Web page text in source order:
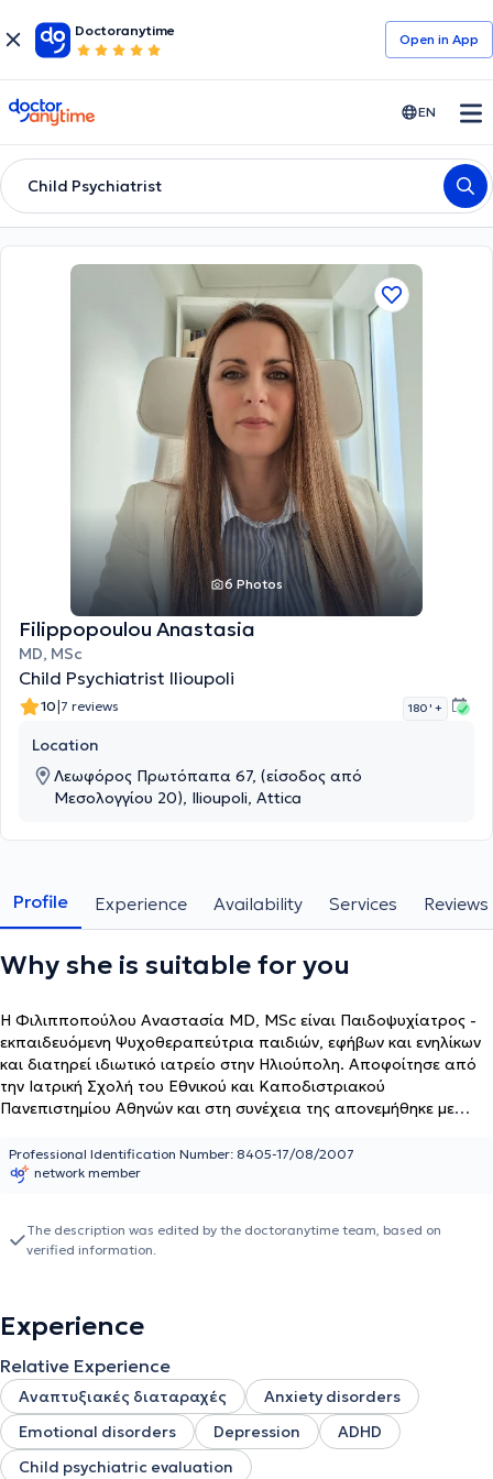
Doctoranytime
Open in Αpp
doctoranytime EN
Child Psychiatrist
6 Photos
Filippopoulou Anastasia
MD, MSc
Child Psychiatrist Ilioupoli
10|7 reviews 180 ' +
Location
Λεωφόρος Πρωτόπαπα 67, (είσοδος από
Μεσολογγίου 20), Ilioupoli, Attica
Profile Experience Availability Services Reviews
Why she is suitable for you
Η Φιλιπποπούλου Αναστασία MD, MSc είναι Παιδοψυχίατρος -
εκπαιδευόμενη Ψυχοθεραπεύτρια παιδιών, εφήβων και ενηλίκων
και διατηρεί ιδιωτικό ιατρείο στην Ηλιούπολη. Αποφοίτησε από
την Ιατρική Σχολή του Εθνικού και Καποδιστριακού
Πανεπιστημίου Αθηνών και στη συνέχεια της απονεμήθηκε με
Ψυχιατρική - Απαρτιωμένη Φροντίδα Σωματικής και Ψυχικής
Υγείας» από το ίδιο τμήμα. Ειδικεύθηκε στην Πανεπιστημιακή
Νίκαιας "Άγιος Παντελεήμων"- Γενικό Νοσοκομείο Δυτικής Αττικής
“Αγία Βαρβάρα”, στην Πανεπιστημιακή Ψυχιατρική Κλινική και
και Εφήβων του Γενικού Νοσοκομείου "Ασκληπιείο" Βούλας και
Νοσοκομείου Παίδων "Η Αγία Σοφία". Έχει επίσης εργαστεί ως
ειδικευόμενη ψυχίατρος στο Κέντρο Ημέρας και την Κινητή
Μονάδα Φωκίδας της Εταιρείας Κοινωνικής Ψυχιατρικής Π.
Σακελλαρόπουλου. Έχει παρακολουθήσει πλήθος εκπαιδευτικών
κλινικών και ψυχοθεραπευτικών προγραμμάτων (ενδεικτικά:
Professional Identification Number: 8405-17/08/2007
network member
The description was edited by the doctoranytime team, based on
verified information.
Experience
Relative Experience
Αναπτυξιακές διαταραχές
Anxiety disorders
Emotional disorders
Depression
ADHD
Child psychiatric evaluation